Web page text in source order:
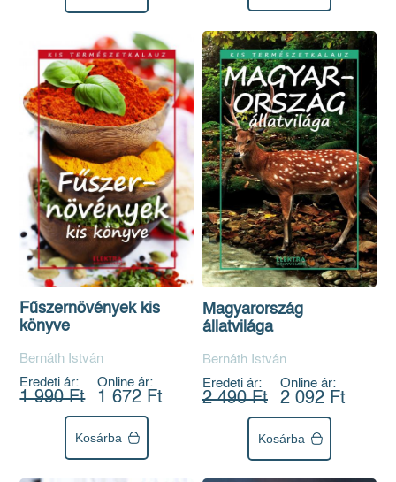
Fűszernövények kis
könyve
Bernáth István
Eredeti ár:
1 990 Ft
Online ár:
1 672 Ft
Kosárba
Magyarország
állatvilága
Bernáth István
Eredeti ár:
2 490 Ft
Online ár:
2 092 Ft
Kosárba